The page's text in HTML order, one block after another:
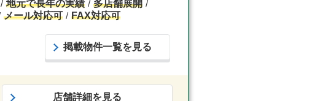
地元で長年の実績
多店舗展開
メール対応可 FAX対応可
掲載物件一覧を見る
店舗詳細を見る